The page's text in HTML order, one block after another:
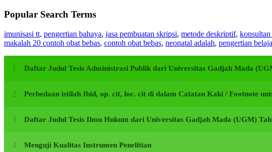
Popular Search Terms
imunisasi tt, pengertian bahaya, jasa pembuatan skripsi, metode deskriptif, konsultan
makalah 20 contoh obat bebas, contoh obat bebas, neonatal adalah, pengertian
Daftar Judul Tesis Administrasi Publik dari Universitas Gadjah Mada
Perbedaan istilah Ibid, op. cit, loc. cit di dalam Catatan Kaki / Footnote
Daftar Judul Tesis Ilmu Hukum dari Universitas Gadjah Mada (UGM)
Menguji Kualitas Instrumen Penelitian